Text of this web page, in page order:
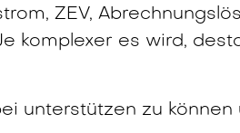
ZEV,
komplexer es wird,
unterstützen zu